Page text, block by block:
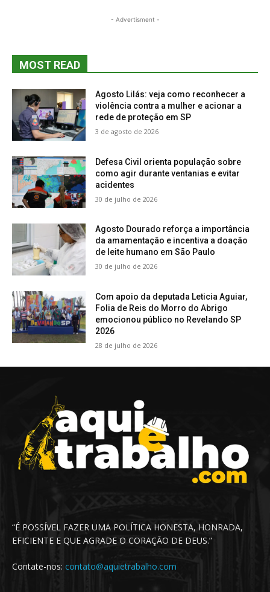
- Advertisment -
MOST READ
Agosto Lilás: veja como reconhecer a
violência contra a mulher e acionar a
rede de proteção em SP
3 de agosto de 2026
Defesa Civil orienta população sobre
como agir durante ventanias e evitar
acidentes
30 de julho de 2026
Agosto Dourado reforça a importância
da amamentação e incentiva a doação
de leite humano em São Paulo
30 de julho de 2026
Com apoio da deputada Leticia Aguiar,
Folia de Reis do Morro do Abrigo
emocionou público no Revelando SP
2026
28 de julho de 2026
“É POSSÍVEL FAZER UMA POLÍTICA HONESTA, HONRADA,
EFICIENTE E QUE AGRADE O CORAÇÃO DE DEUS.”
Contate-nos: contato@aquietrabalho.com